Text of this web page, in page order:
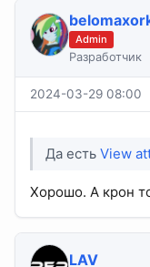
Admin
Разработчик
2024-03-29 08:00
Да естьView
Хорошо. А крон
LAV